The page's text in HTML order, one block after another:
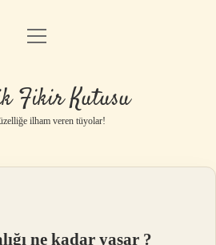
Anasayfa
Yasal Uyarı
menüyü
Fikir Kutusu
ilham veren tüyolar!
ne kadar yaşar ?